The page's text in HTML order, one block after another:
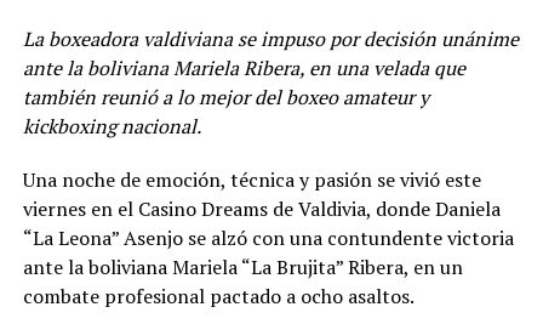
La boxeadora valdiviana se impuso por decisión unánime
ante la boliviana Mariela Ribera, en una velada que
también reunió a lo mejor del boxeo amateur y
kickboxing nacional.
Una noche de emoción, técnica y pasión se vivió este
viernes en el Casino Dreams de Valdivia, donde Daniela
“La Leona” Asenjo se alzó con una contundente victoria
ante la boliviana Mariela “La Brujita” Ribera, en un
combate profesional pactado a ocho asaltos.